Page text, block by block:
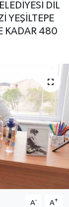
DİL
YEŞİLTEPE
KADAR 480
A- A+